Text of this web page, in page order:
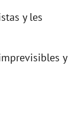
y les
y